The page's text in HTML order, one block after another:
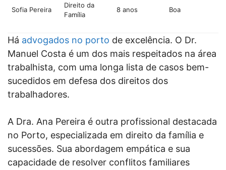
Sofia Pereira
Direito da
Família
8 anos Boa
Há advogados no porto de excelência. O Dr.
Manuel Costa é um dos mais respeitados na área
trabalhista, com uma longa lista de casos bem-
sucedidos em defesa dos direitos dos
trabalhadores.
A Dra. Ana Pereira é outra profissional destacada
no Porto, especializada em direito da família e
sucessões. Sua abordagem empática e sua
capacidade de resolver conflitos familiares